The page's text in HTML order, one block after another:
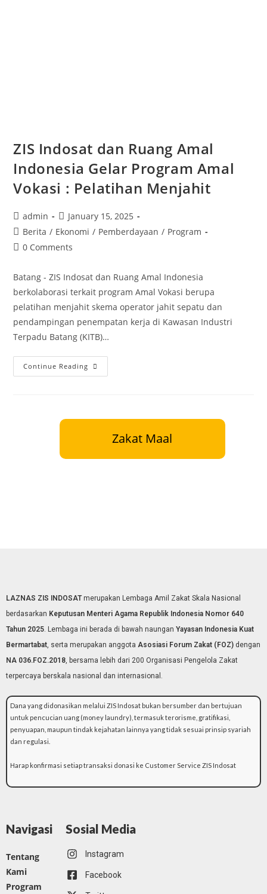
ZIS Indosat dan Ruang Amal
Indonesia Gelar Program Amal
Vokasi : Pelatihan Menjahit
admin
January 15, 2025
Berita / Ekonomi / Pemberdayaan / Program
0 Comments
Batang - ZIS Indosat dan Ruang Amal Indonesia
berkolaborasi terkait program Amal Vokasi berupa
pelatihan menjahit skema operator jahit sepatu dan
pendampingan penempatan kerja di Kawasan Industri
Terpadu Batang (KITB)…
Continue Reading
Zakat Maal
LAZNAS ZIS INDOSATmerupakan Lembaga Amil Zakat Skala Nasional
berdasarkan Keputusan Menteri Agama Republik Indonesia Nomor 640
Tahun 2025 . Lembaga ini berada di bawah naungan Yayasan Indonesia Kuat
Bermartabat , serta merupakan anggota Asosiasi Forum Zakat (FOZ) dengan
NA 036.FOZ.2018 , bersama lebih dari 200 Organisasi Pengelola Zakat
terpercaya berskala nasional dan internasional.
Dana yang didonasikan melalui ZIS Indosat bukan bersumber dan bertujuan
untuk pencucian uang (money laundry), termasuk terorisme, gratifikasi,
penyuapan, maupun tindak kejahatan lainnya yang tidak sesuai prinsip syariah
dan regulasi.
Harap konfirmasi setiap transaksi donasi ke Customer Service ZIS Indosat
Navigasi
Tentang
Kami
Program
Sosial Media
Instagram
Facebook